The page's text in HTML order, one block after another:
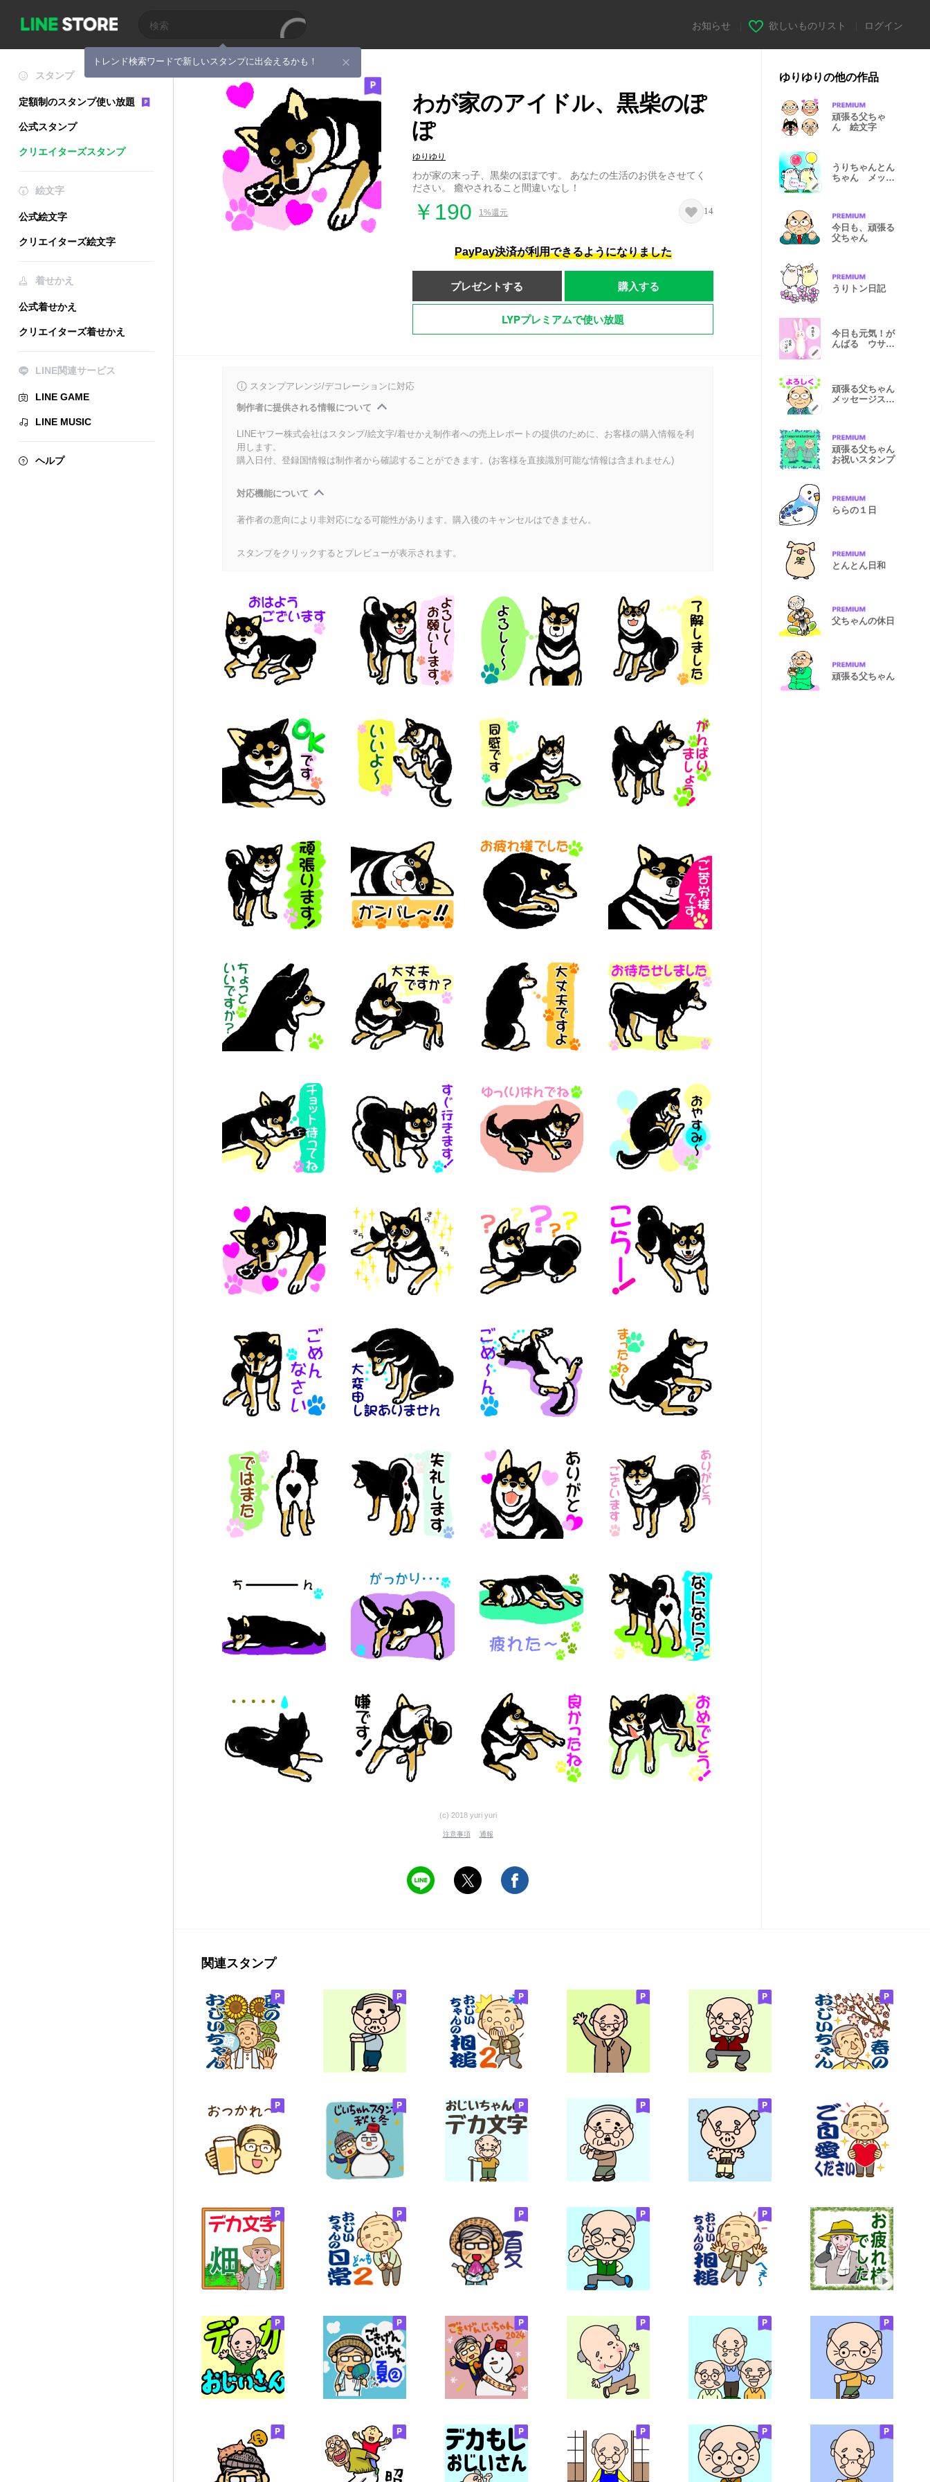
トレンド検索ワードで新しいスタンプに出会えるかも！
お知らせ 欲しいものリスト ログイン
スタンプ
定額制のスタンプ使い放題
公式スタンプ
クリエイターズスタンプ
絵文字
公式絵文字
クリエイターズ絵文字
着せかえ
公式着せかえ
クリエイターズ着せかえ
LINE関連サービス
LINE GAME
LINE MUSIC
ヘルプ
わが家のアイドル、黒柴のぽ
ぽ
ゆりゆり
わが家の末っ子、黒柴のぽぽです。 あなたの生活のお供をさせてく
ださい。 癒やされること間違いなし！
￥190 1%還元 14
PayPay決済が利用できるようになりました
プレゼントする 購入する
LYPプレミアムで使い放題
スタンプアレンジ/デコレーションに対応
制作者に提供される情報について
LINEヤフー株式会社はスタンプ/絵文字/着せかえ制作者への売上レポートの提供のために、お客様の購入情報を利
用します。
購入日付、登録国情報は制作者から確認することができます。(お客様を直接識別可能な情報は含まれません)
対応機能について
著作者の意向により非対応になる可能性があります。購入後のキャンセルはできません。
スタンプをクリックするとプレビューが表示されます。
(c) 2018 yuri yuri
注意事項 通報
ゆりゆりの他の作品
頑張る父ちゃ
ん 絵文字
うりちゃんとん
ちゃん メッセ
今日も、頑張る
父ちゃん
うりトン日記
今日も元気！が
んばる ウサち
頑張る父ちゃん
メッセージスタ
頑張る父ちゃん
お祝いスタンプ
ららの１日
とんとん日和
父ちゃんの休日
頑張る父ちゃん
関連スタンプ